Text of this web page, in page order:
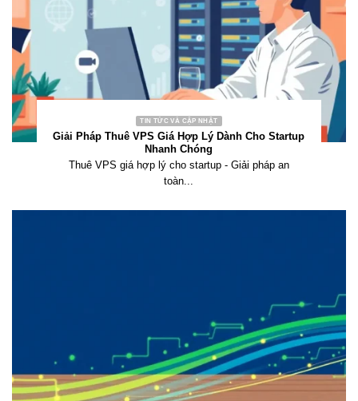
TIN TỨC VÀ CẬP NHẬT
Giải Pháp Thuê VPS Giá Hợp Lý Dành Cho Startup
Nhanh Chóng
Thuê VPS giá hợp lý cho startup - Giải pháp an
toàn...